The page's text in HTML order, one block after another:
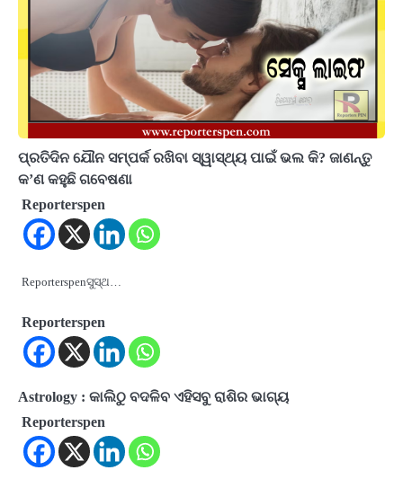
ପ୍ରତିଦିନ ଯୌନ ସମ୍ପର୍କ ରଖିବା ସ୍ୱାସ୍ଥ୍ୟ ପାଇଁ ଭଲ କି? ଜାଣନ୍ତୁ
କ’ଣ କହୁଛି ଗବେଷଣା
Reporterspen
Reporterspenସୁସ୍ଥ…
Reporterspen
Astrology : କାଲିଠୁ ବଦଳିବ ଏହିସବୁ ରାଶିର ଭାଗ୍ୟ
Reporterspen